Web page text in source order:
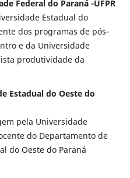
Federal do Paraná -UFPR
Estadual do
dos programas de pós-
e da Universidade
produtividade da
Estadual do Oeste do
pela Universidade
do Departamento de
do Oeste do Paraná